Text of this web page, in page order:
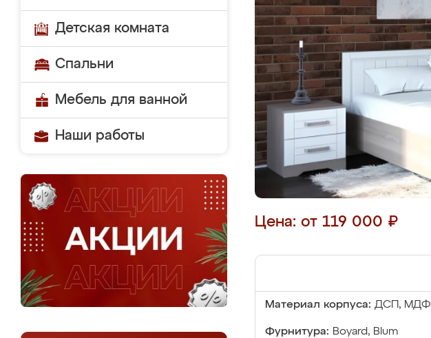
Детская комната
Спальни
Мебель для ванной
Наши работы
Цена: от 119 000 ₽
Материал корпуса: ДСП, МДФ
Фурнитура: Boyard, Blum